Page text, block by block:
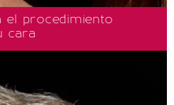
el procedimiento
cara